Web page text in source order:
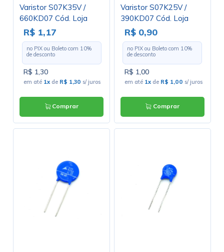
Varistor S07K35V /
660KD07 Cód. Loja
3238
R$ 1,17
no PIX ou Boleto com 10%
de desconto
R$ 1,30
em até 1x de R$ 1,30 s/ juros
Comprar
Varistor S07K25V /
390KD07 Cód. Loja
2420
R$ 0,90
no PIX ou Boleto com 10%
de desconto
R$ 1,00
em até 1x de R$ 1,00 s/ juros
Comprar